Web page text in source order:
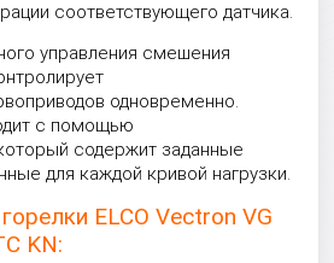
соответствующего датчика.
управления смешения
одновременно.
с помощью
содержит заданные
для каждой кривой нагрузки.
ELCO Vectron VG
KN: